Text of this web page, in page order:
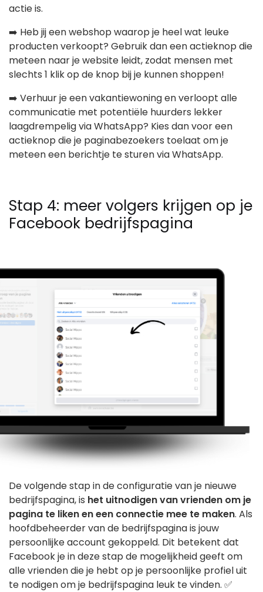
actie is.
➡️ Heb jij een webshop waarop je heel wat leuke
producten verkoopt? Gebruik dan een actieknop die
meteen naar je website leidt, zodat mensen met
slechts 1 klik op de knop bij je kunnen shoppen!
➡️ Verhuur je een vakantiewoning en verloopt alle
communicatie met potentiële huurders lekker
laagdrempelig via WhatsApp? Kies dan voor een
actieknop die je paginabezoekers toelaat om je
meteen een berichtje te sturen via WhatsApp.
Stap 4: meer volgers krijgen op je
Facebook bedrijfspagina
De volgende stap in de configuratie van je nieuwe
bedrijfspagina, is het uitnodigen van vrienden om je
pagina te liken en een connectie mee te maken. Als
hoofdbeheerder van de bedrijfspagina is jouw
persoonlijke account gekoppeld. Dit betekent dat
Facebook je in deze stap de mogelijkheid geeft om
alle vrienden die je hebt op je persoonlijke profiel uit
te nodigen om je bedrijfspagina leuk te vinden. ✅